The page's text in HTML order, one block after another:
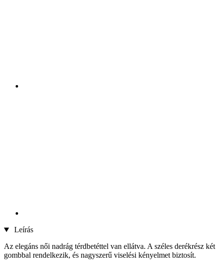
Leírás
Az elegáns női nadrág térdbetéttel van ellátva. A széles derékrész két
gombbal rendelkezik, és nagyszerű viselési kényelmet biztosít.